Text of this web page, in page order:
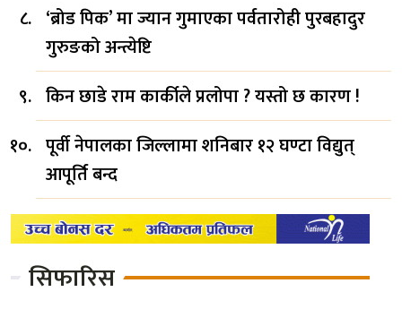
‘ब्रोड पिक’ मा ज्यान गुमाएका पर्वतारोही पुरबहादुर
गुरुङको अन्त्येष्टि
किन छाडे राम कार्कीले प्रलोपा ? यस्तो छ कारण !
पूर्वी नेपालका जिल्लामा शनिबार १२ घण्टा विद्युत्
आपूर्ति बन्द
सिफारिस